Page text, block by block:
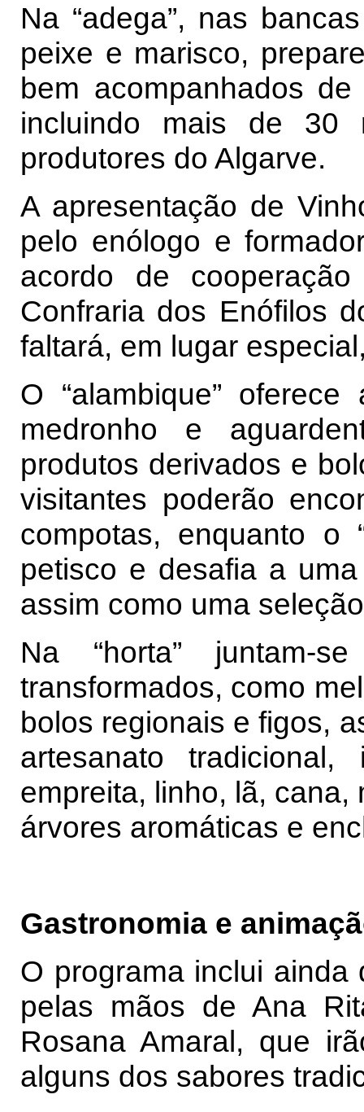
Na “adega”, nas
peixe e marisco,
bem acompanhados
incluindo mais de 30
produtores do Algarve.
A apresentação de
pelo enólogo e
acordo de
Confraria dos Enófilos
faltará, em lugar
O “alambique”
medronho e
produtos derivados e
visitantes poderão
compotas, enquanto o
petisco e desafia a
assim como uma
Na “horta” juntam-
transformados, como
bolos regionais e figos,
artesanato
empreita, linho, lã,
árvores aromáticas e
Gastronomia e
O programa inclui ainda
pelas mãos de Ana
Rosana Amaral, que
alguns dos sabores